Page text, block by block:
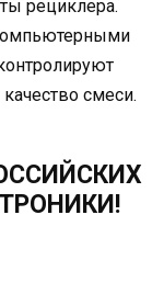
рециклера.
смеси.